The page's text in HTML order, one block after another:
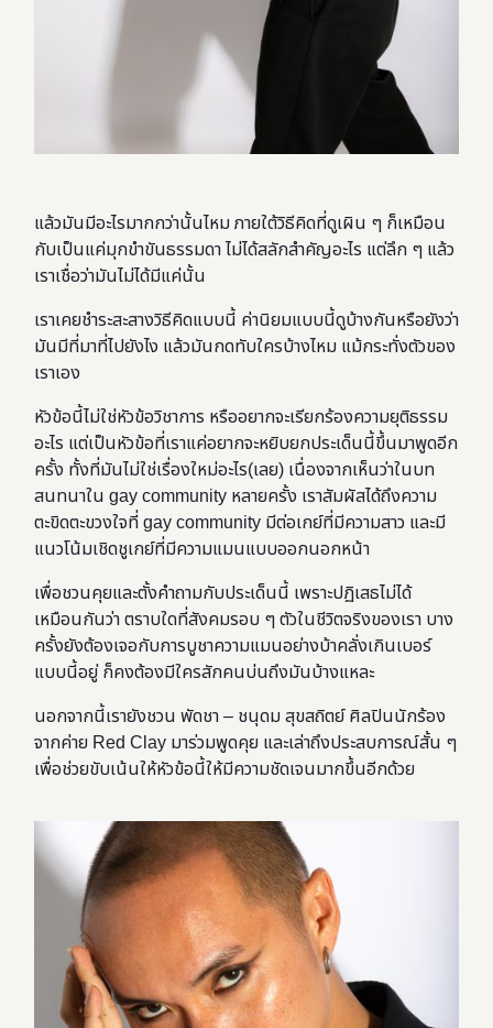
แล้วมันมีอะไรมากกว่านั้นไหม ภายใต้วิธีคิดที่ดูเผิน ๆ ก็เหมือน
กับเป็นแค่มุกขำขันธรรมดา ไม่ได้สลักสำคัญอะไร แต่ลึก ๆ แล้ว
เราเชื่อว่ามันไม่ได้มีแค่นั้น
เราเคยชำระสะสางวิธีคิดแบบนี้ ค่านิยมแบบนี้ดูบ้างกันหรือยังว่า
มันมีที่มาที่ไปยังไง แล้วมันกดทับใครบ้างไหม แม้กระทั่งตัวของ
เราเอง
หัวข้อนี้ไม่ใช่หัวข้อวิชาการ หรืออยากจะเรียกร้องความยุติธรรม
อะไร แต่เป็นหัวข้อที่เราแค่อยากจะหยิบยกประเด็นนี้ขึ้นมาพูดอีก
ครั้ง ทั้งที่มันไม่ใช่เรื่องใหม่อะไร(เลย) เนื่องจากเห็นว่าในบท
สนทนาใน gay community หลายครั้ง เราสัมผัสได้ถึงความ
ตะขิดตะขวงใจที่ gay community มีต่อเกย์ที่มีความสาว และมี
แนวโน้มเชิดชูเกย์ที่มีความแมนแบบออกนอกหน้า
เพื่อชวนคุยและตั้งคำถามกับประเด็นนี้ เพราะปฏิเสธไม่ได้
เหมือนกันว่า ตราบใดที่สังคมรอบ ๆ ตัวในชีวิตจริงของเรา บาง
ครั้งยังต้องเจอกับการบูชาความแมนอย่างบ้าคลั่งเกินเบอร์
แบบนี้อยู่ ก็คงต้องมีใครสักคนบ่นถึงมันบ้างแหละ
นอกจากนี้เรายังชวน พัดชา – ชนุดม สุขสถิตย์ ศิลปินนักร้อง
จากค่าย Red Clay มาร่วมพูดคุย และเล่าถึงประสบการณ์สั้น ๆ
เพื่อช่วยขับเน้นให้หัวข้อนี้ให้มีความชัดเจนมากขึ้นอีกด้วย